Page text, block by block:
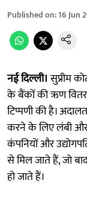
Published on:16 Jun
नई दिल्ली।सुप्रीम
के बैंकों की ऋण
टिप्पणी की है।
करने के लिए लंबी और
कंपनियों और
से मिल जाते हैं, जो
हो जाते हैं।